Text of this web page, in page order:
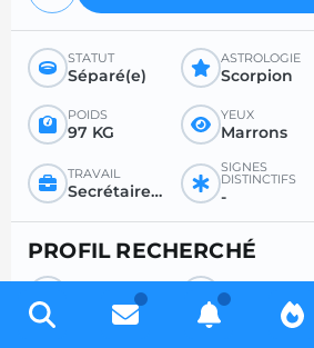
STATUT
Séparé(e)
ASTROLOGIE
Scorpion
POIDS
97 KG
YEUX
Marrons
TRAVAIL
Secrétaire / fonctionnaire / instituteur
SIGNES
DISTINCTIFS
-
PROFIL RECHERCHÉ
RECHERCHE
Homme
POUR
Sexe